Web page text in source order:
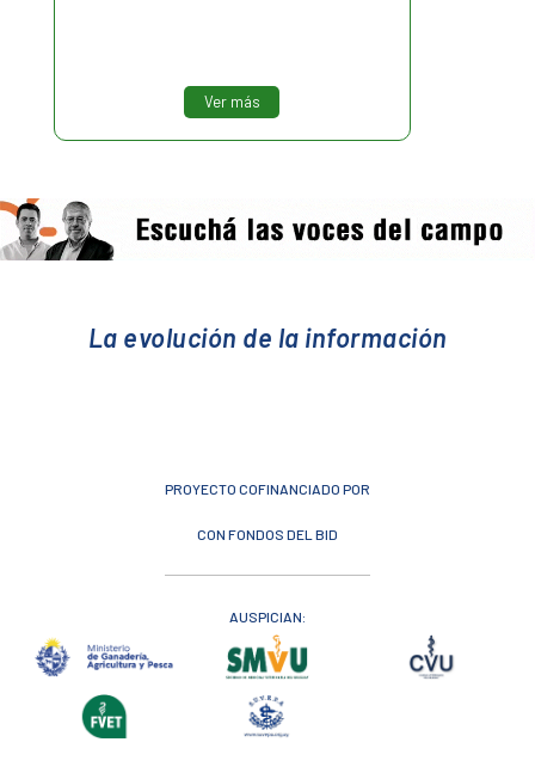
La evolución de la información
PROYECTO COFINANCIADO POR
CON FONDOS DEL BID
AUSPICIAN: